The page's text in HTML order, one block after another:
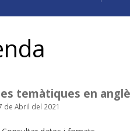
temàtiques en
de Abril del 2021